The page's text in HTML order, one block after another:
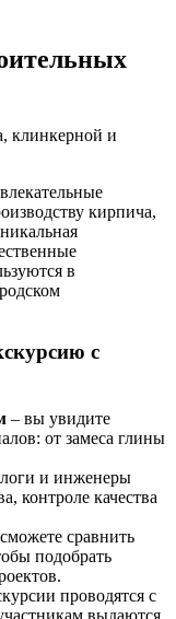
клинкерной и
кирпича,
в
с
– вы увидите
от замеса глины
и инженеры
контроле качества
сравнить
подобрать
проводятся с
выдаются